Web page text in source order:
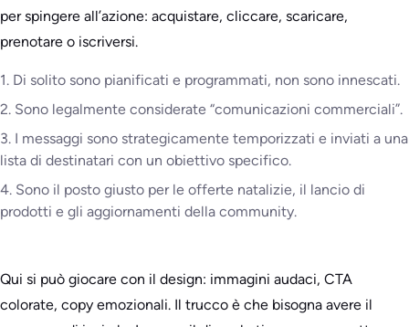
per spingere all’azione: acquistare, cliccare, scaricare,
prenotare o iscriversi.
1. Di solito sono pianificati e programmati, non sono innescati.
2. Sono legalmente considerate “comunicazioni commerciali”.
3. I messaggi sono strategicamente temporizzati e inviati a una
lista di destinatari con un obiettivo specifico.
4. Sono il posto giusto per le offerte natalizie, il lancio di
prodotti e gli aggiornamenti della community.
Qui si può giocare con il design: immagini audaci, CTA
colorate, copy emozionali. Il trucco è che bisogna avere il